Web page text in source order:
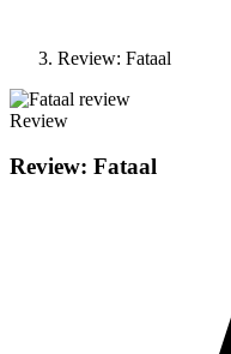
Review: Fataal
Review
Review: Fataal